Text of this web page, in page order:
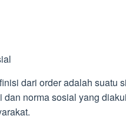
dari order adalah suatu
dan norma sosial yang